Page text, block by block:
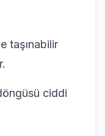
taşınabilir
ciddi